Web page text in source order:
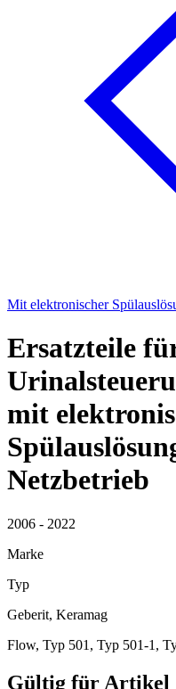
Mit elektronischer
Ersatzteile
mit
Netzbetrieb
2006 - 2022
Marke
Typ
Geberit, Keramag
Flow, Typ 501, Typ 501-1,
Gültig für Artikel